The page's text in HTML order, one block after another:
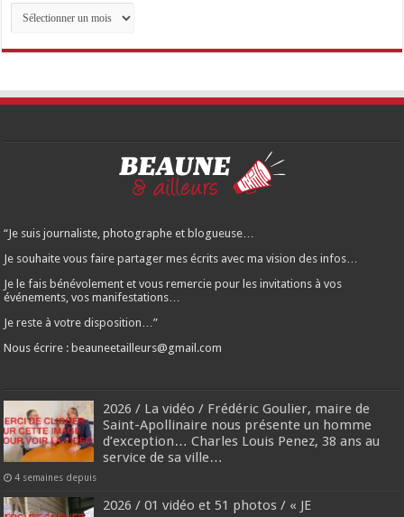
Archives
des
articles…
“Je suis journaliste, photographe et blogueuse…
Je souhaite vous faire partager mes écrits avec ma vision des infos…
Je le fais bénévolement et vous remercie pour les invitations à vos
événements, vos manifestations…
Je reste à votre disposition…”
Nous écrire : beauneetailleurs@gmail.com
2026 / La vidéo / Frédéric Goulier, maire de
Saint-Apollinaire nous présente un homme
d’exception… Charles Louis Penez, 38 ans au
service de sa ville…
4 semaines depuis
2026 / 01 vidéo et 51 photos / « JE